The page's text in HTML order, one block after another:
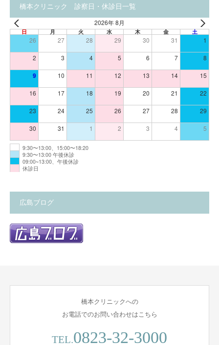
橋本クリニック 診察日・休診日一覧
2026年 8月
日 月 火 水 木 金 土
26 27 28 29 30 31 1
2 3 4 5 6 7 8
9 10 11 12 13 14 15
16 17 18 19 20 21 22
23 24 25 26 27 28 29
30 31 1 2 3 4 5
9:30〜13:00、15:00〜18:20
9:30〜13:00 午後休診
09:00~13:00、午後休診
休診日
広島ブログ
橋本クリニックへの
お電話でのお問い合わせはこちら
TEL.0823-32-3000